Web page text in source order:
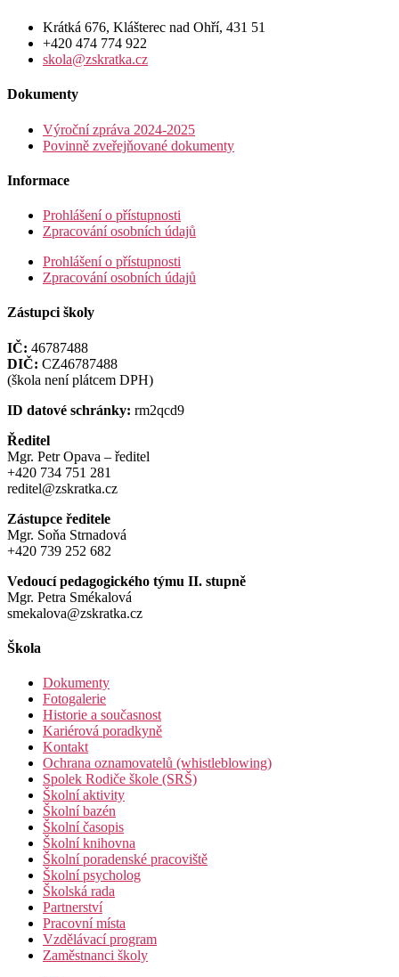
Krátká 676, Klášterec nad Ohří, 431 51
+420 474 774 922
skola@zskratka.cz
Dokumenty
Výroční zpráva 2024-2025
Povinně zveřejňované dokumenty
Informace
Prohlášení o přístupnosti
Zpracování osobních údajů
Prohlášení o přístupnosti
Zpracování osobních údajů
Zástupci školy
IČ: 46787488
DIČ: CZ46787488
(škola není plátcem DPH)
ID datové schránky: rm2qcd9
Ředitel
Mgr. Petr Opava – ředitel
+420 734 751 281
reditel@zskratka.cz
Zástupce ředitele
Mgr. Soňa Strnadová
+420 739 252 682
Vedoucí pedagogického týmu II. stupně
Mgr. Petra Smékalová
smekalova@zskratka.cz
Škola
Dokumenty
Fotogalerie
Historie a současnost
Kariérová poradkyně
Kontakt
Ochrana oznamovatelů (whistleblowing)
Spolek Rodiče škole (SRŠ)
Školní aktivity
Školní bazén
Školní časopis
Školní knihovna
Školní poradenské pracoviště
Školní psycholog
Školská rada
Partnerství
Pracovní místa
Vzdělávací program
Zaměstnanci školy